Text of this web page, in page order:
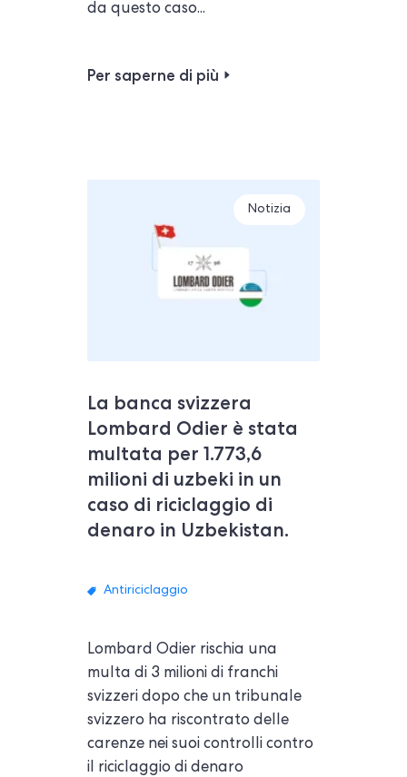
da questo caso...
Per saperne di più
Notizia
La banca svizzera
Lombard Odier è stata
multata per 1.773,6
milioni di uzbeki in un
caso di riciclaggio di
denaro in Uzbekistan.
Antiriciclaggio
Lombard Odier rischia una
multa di 3 milioni di franchi
svizzeri dopo che un tribunale
svizzero ha riscontrato delle
carenze nei suoi controlli contro
il riciclaggio di denaro